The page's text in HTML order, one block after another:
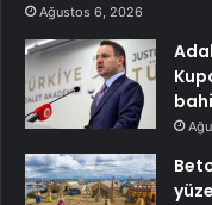
Ağustos 6, 2026